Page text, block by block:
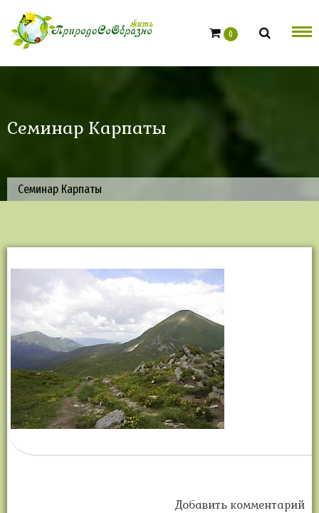
content
0
Семинар Карпаты
Семинар Карпаты
Добавить комментарий